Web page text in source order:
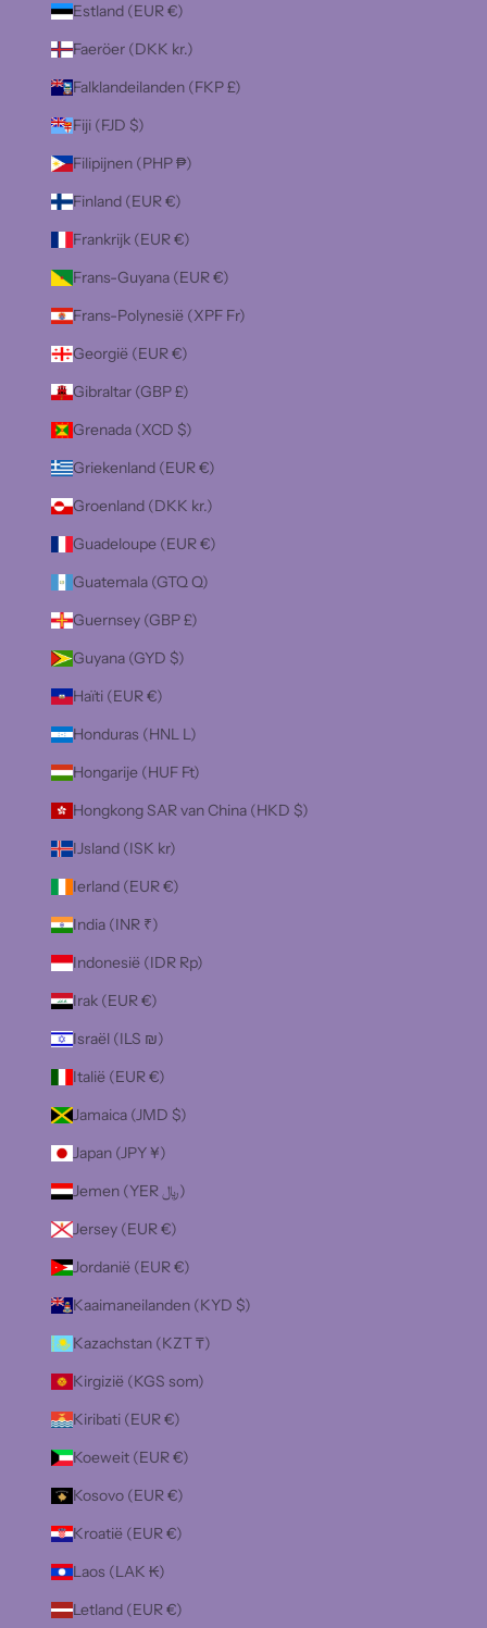
Estland (EUR €)
Faeröer (DKK kr.)
Falklandeilanden (FKP £)
Fiji (FJD $)
Filipijnen (PHP ₱)
Finland (EUR €)
Frankrijk (EUR €)
Frans-Guyana (EUR €)
Frans-Polynesië (XPF Fr)
Georgië (EUR €)
Gibraltar (GBP £)
Grenada (XCD $)
Griekenland (EUR €)
Groenland (DKK kr.)
Guadeloupe (EUR €)
Guatemala (GTQ Q)
Guernsey (GBP £)
Guyana (GYD $)
Haïti (EUR €)
Honduras (HNL L)
Hongarije (HUF Ft)
Hongkong SAR van China (HKD $)
IJsland (ISK kr)
Ierland (EUR €)
India (INR ₹)
Indonesië (IDR Rp)
Irak (EUR €)
Israël (ILS ₪)
Italië (EUR €)
Jamaica (JMD $)
Japan (JPY ¥)
Jemen (YER ﷼)
Jersey (EUR €)
Jordanië (EUR €)
Kaaimaneilanden (KYD $)
Kazachstan (KZT ₸)
Kirgizië (KGS som)
Kiribati (EUR €)
Koeweit (EUR €)
Kosovo (EUR €)
Kroatië (EUR €)
Laos (LAK ₭)
Letland (EUR €)